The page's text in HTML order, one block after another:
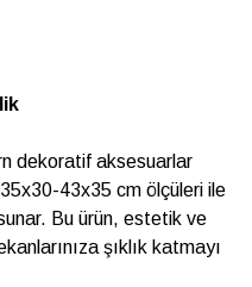
dekoratif aksesuarlar
43x35 cm ölçüleri ile
Bu ürün, estetik ve
şıklık katmayı